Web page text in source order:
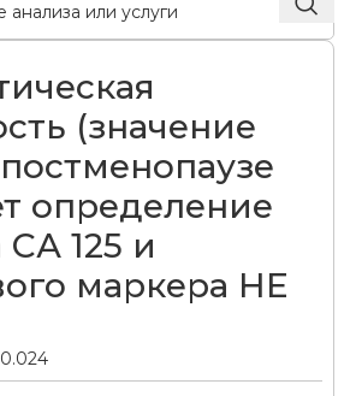
(значение
определение
СА 125 и
маркера HE